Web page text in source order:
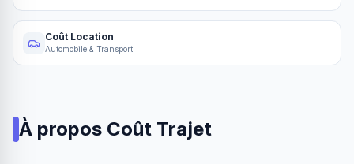
Coût Location
Automobile & Transport
À propos Coût Trajet